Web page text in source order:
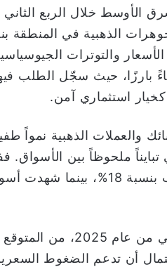
الأوسط خلال الربع الثاني
الأسعار والتوترات
استثماري آمن.
ملحوظاً بين
المالي إلى زيادة الطلب
بالنظر إلى النصف
أن تدعم الضغوط